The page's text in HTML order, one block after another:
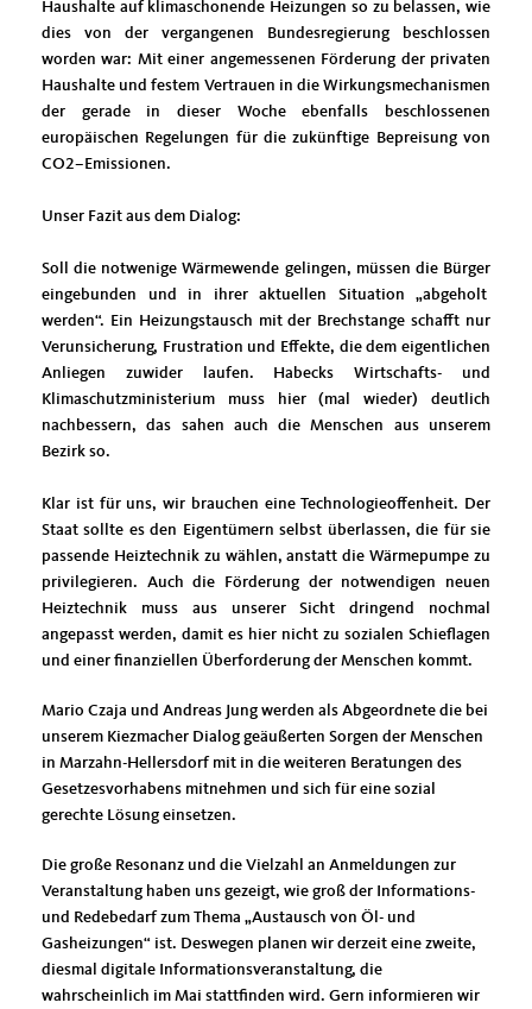
Haushalte auf klimaschonende Heizungen so zu belassen, wie
dies von der vergangenen Bundesregierung beschlossen
worden war: Mit einer angemessenen Förderung der privaten
Haushalte und festem Vertrauen in die Wirkungsmechanismen
der gerade in dieser Woche ebenfalls beschlossenen
europäischen Regelungen für die zukünftige Bepreisung von
CO2–Emissionen.
Unser Fazit aus dem Dialog:
Soll die notwenige Wärmewende gelingen, müssen die Bürger
eingebunden und in ihrer aktuellen Situation „abgeholt
werden“. Ein Heizungstausch mit der Brechstange schafft nur
Verunsicherung, Frustration und Effekte, die dem eigentlichen
Anliegen zuwider laufen. Habecks Wirtschafts- und
Klimaschutzministerium muss hier (mal wieder) deutlich
nachbessern, das sahen auch die Menschen aus unserem
Bezirk so.
Klar ist für uns, wir brauchen eine Technologieoffenheit. Der
Staat sollte es den Eigentümern selbst überlassen, die für sie
passende Heiztechnik zu wählen, anstatt die Wärmepumpe zu
privilegieren. Auch die Förderung der notwendigen neuen
Heiztechnik muss aus unserer Sicht dringend nochmal
angepasst werden, damit es hier nicht zu sozialen Schieflagen
und einer finanziellen Überforderung der Menschen kommt.
Mario Czaja und Andreas Jung werden als Abgeordnete die bei
unserem Kiezmacher Dialog geäußerten Sorgen der Menschen
in Marzahn-Hellersdorf mit in die weiteren Beratungen des
Gesetzesvorhabens mitnehmen und sich für eine sozial
gerechte Lösung einsetzen.
Die große Resonanz und die Vielzahl an Anmeldungen zur
Veranstaltung haben uns gezeigt, wie groß der Informations-
und Redebedarf zum Thema „Austausch von Öl- und
Gasheizungen“ ist. Deswegen planen wir derzeit eine zweite,
diesmal digitale Informationsveranstaltung, die
wahrscheinlich im Mai stattfinden wird. Gern informieren wir